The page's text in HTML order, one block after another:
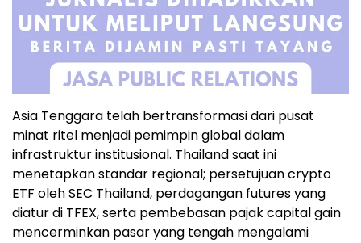
Asia Tenggara telah bertransformasi dari pusat
minat ritel menjadi pemimpin global dalam
infrastruktur institusional. Thailand saat ini
menetapkan standar regional; persetujuan crypto
ETF oleh SEC Thailand, perdagangan futures yang
diatur di TFEX, serta pembebasan pajak capital gain
mencerminkan pasar yang tengah mengalami